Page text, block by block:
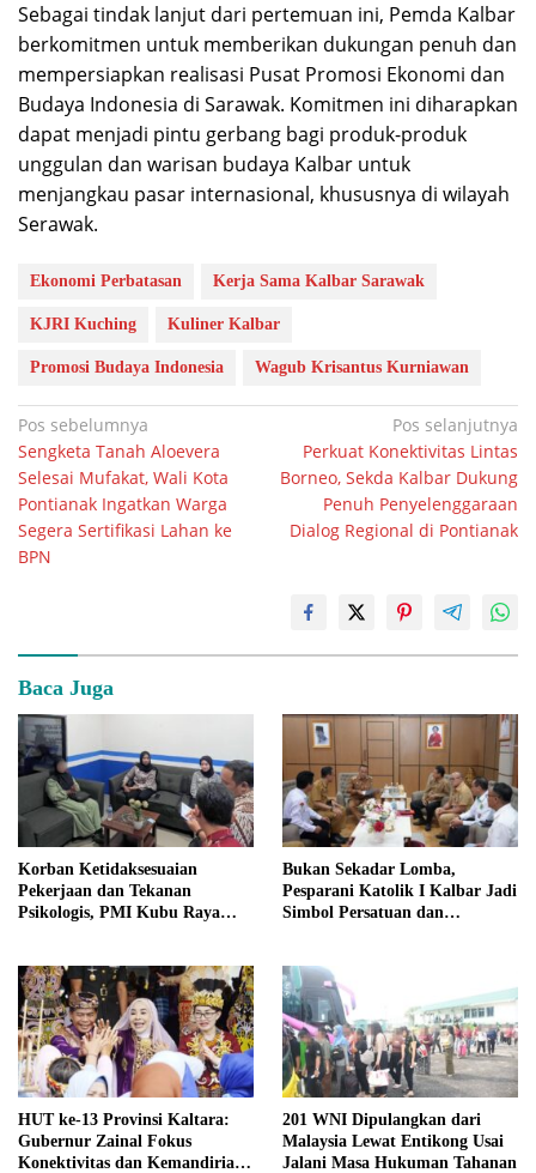
Sebagai tindak lanjut dari pertemuan ini, Pemda Kalbar
berkomitmen untuk memberikan dukungan penuh dan
mempersiapkan realisasi Pusat Promosi Ekonomi dan
Budaya Indonesia di Sarawak. Komitmen ini diharapkan
dapat menjadi pintu gerbang bagi produk-produk
unggulan dan warisan budaya Kalbar untuk
menjangkau pasar internasional, khususnya di wilayah
Serawak.
Ekonomi Perbatasan Kerja Sama Kalbar Sarawak
KJRI Kuching Kuliner Kalbar
Promosi Budaya Indonesia Wagub Krisantus Kurniawan
Navigasi
pos
Pos sebelumnya
Sengketa Tanah Aloevera
Selesai Mufakat, Wali Kota
Pontianak Ingatkan Warga
Segera Sertifikasi Lahan ke
BPN
Pos selanjutnya
Perkuat Konektivitas Lintas
Borneo, Sekda Kalbar Dukung
Penuh Penyelenggaraan
Dialog Regional di Pontianak
Baca Juga
Korban Ketidaksesuaian
Pekerjaan dan Tekanan
Psikologis, PMI Kubu Raya
Bukan Sekadar Lomba,
Pesparani Katolik I Kalbar Jadi
Simbol Persatuan dan
HUT ke-13 Provinsi Kaltara:
Gubernur Zainal Fokus
Konektivitas dan Kemandirian
201 WNI Dipulangkan dari
Malaysia Lewat Entikong Usai
Jalani Masa Hukuman Tahanan